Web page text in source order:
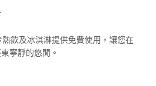
飲及冰淇淋提供免費使用，讓您在
寧靜的悠閒。